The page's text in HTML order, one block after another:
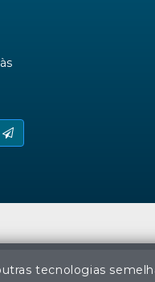
cópia ou reprodução não
tecnologias